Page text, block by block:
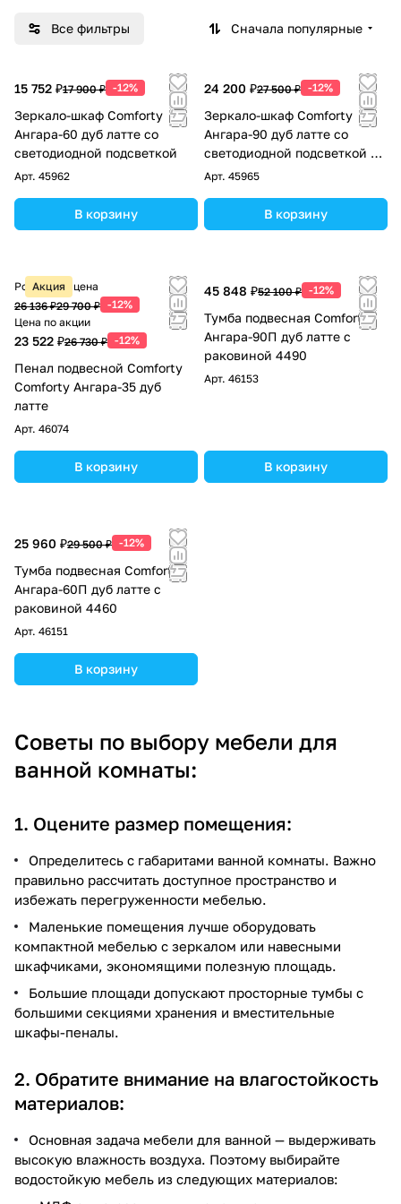
Все фильтры Сначала популярные
15 752 ₽17 900 ₽ -12%
Зеркало-шкаф Comforty
Ангара-60 дуб латте со
светодиодной подсветкой
Арт. 45962
В корзину
24 200 ₽27 500 ₽ -12%
Зеркало-шкаф Comforty
Ангара-90 дуб латте со
светодиодной подсветкой и
антизапотеванием
Арт. 45965
В корзину
Акция
Розничная цена
26 136 ₽29 700 ₽ -12%
Цена по акции
23 522 ₽26 730 ₽ -12%
Пенал подвесной Comforty
Comforty Ангара-35 дуб
латте
Арт. 46074
В корзину
45 848 ₽52 100 ₽ -12%
Тумба подвесная Comforty
Ангара-90П дуб латте с
раковиной 4490
Арт. 46153
В корзину
25 960 ₽29 500 ₽ -12%
Тумба подвесная Comforty
Ангара-60П дуб латте с
раковиной 4460
Арт. 46151
В корзину
Советы по выбору мебели для
ванной комнаты:
1. Оцените размер помещения:
Определитесь с габаритами ванной комнаты. Важно
правильно рассчитать доступное пространство и
избежать перегруженности мебелью.
Маленькие помещения лучше оборудовать
компактной мебелью с зеркалом или навесными
шкафчиками, экономящими полезную площадь.
Большие площади допускают просторные тумбы с
большими секциями хранения и вместительные
шкафы-пеналы.
2. Обратите внимание на влагостойкость
материалов:
Основная задача мебели для ванной — выдерживать
высокую влажность воздуха. Поэтому выбирайте
водостойкую мебель из следующих материалов: